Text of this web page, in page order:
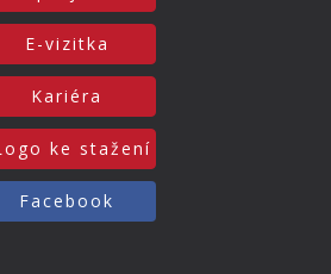
E-vizitka
Kariéra
ke stažení
Facebook